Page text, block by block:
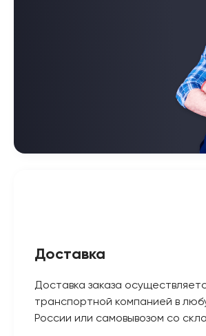
Доставка
Доставка заказа
транспортной компанией в
России или самовывозом со